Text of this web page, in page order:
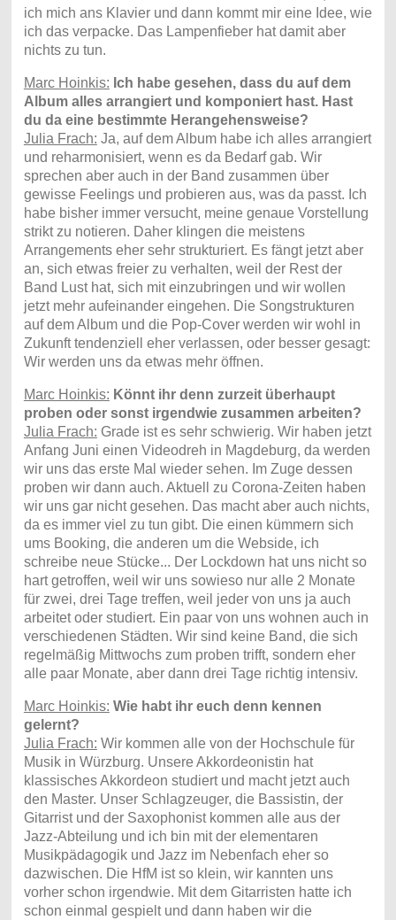
ich mich ans Klavier und dann kommt mir eine Idee, wie
ich das verpacke. Das Lampenfieber hat damit aber
nichts zu tun.
Marc Hoinkis: Ich habe gesehen, dass du auf dem
Album alles arrangiert und komponiert hast. Hast
du da eine bestimmte Herangehensweise?
Julia Frach: Ja, auf dem Album habe ich alles arrangiert
und reharmonisiert, wenn es da Bedarf gab. Wir
sprechen aber auch in der Band zusammen über
gewisse Feelings und probieren aus, was da passt. Ich
habe bisher immer versucht, meine genaue Vorstellung
strikt zu notieren. Daher klingen die meistens
Arrangements eher sehr strukturiert. Es fängt jetzt aber
an, sich etwas freier zu verhalten, weil der Rest der
Band Lust hat, sich mit einzubringen und wir wollen
jetzt mehr aufeinander eingehen. Die Songstrukturen
auf dem Album und die Pop-Cover werden wir wohl in
Zukunft tendenziell eher verlassen, oder besser gesagt:
Wir werden uns da etwas mehr öffnen.
Marc Hoinkis: Könnt ihr denn zurzeit überhaupt
proben oder sonst irgendwie zusammen arbeiten?
Julia Frach: Grade ist es sehr schwierig. Wir haben jetzt
Anfang Juni einen Videodreh in Magdeburg, da werden
wir uns das erste Mal wieder sehen. Im Zuge dessen
proben wir dann auch. Aktuell zu Corona-Zeiten haben
wir uns gar nicht gesehen. Das macht aber auch nichts,
da es immer viel zu tun gibt. Die einen kümmern sich
ums Booking, die anderen um die Webside, ich
schreibe neue Stücke... Der Lockdown hat uns nicht so
hart getroffen, weil wir uns sowieso nur alle 2 Monate
für zwei, drei Tage treffen, weil jeder von uns ja auch
arbeitet oder studiert. Ein paar von uns wohnen auch in
verschiedenen Städten. Wir sind keine Band, die sich
regelmäßig Mittwochs zum proben trifft, sondern eher
alle paar Monate, aber dann drei Tage richtig intensiv.
Marc Hoinkis: Wie habt ihr euch denn kennen
gelernt?
Julia Frach: Wir kommen alle von der Hochschule für
Musik in Würzburg. Unsere Akkordeonistin hat
klassisches Akkordeon studiert und macht jetzt auch
den Master. Unser Schlagzeuger, die Bassistin, der
Gitarrist und der Saxophonist kommen alle aus der
Jazz-Abteilung und ich bin mit der elementaren
Musikpädagogik und Jazz im Nebenfach eher so
dazwischen. Die HfM ist so klein, wir kannten uns
vorher schon irgendwie. Mit dem Gitarristen hatte ich
schon einmal gespielt und dann haben wir die